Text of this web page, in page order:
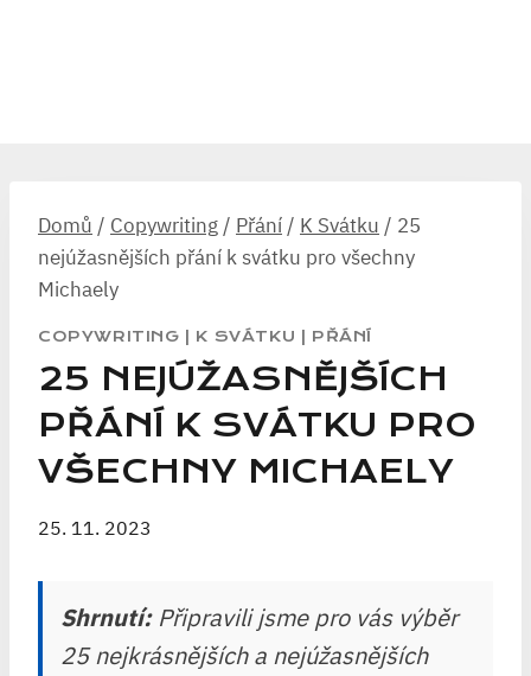
Domů / Copywriting / Přání / K Svátku / 25
nejúžasnějších přání k svátku pro všechny
Michaely
COPYWRITING K SVÁTKU PŘÁNÍ
25 NEJÚŽASNĚJŠÍCH
PŘÁNÍ K SVÁTKU PRO
VŠECHNY MICHAELY
25. 11. 2023
Shrnutí:Připravili jsme pro vás výběr
25 nejkrásnějších a nejúžasnějších